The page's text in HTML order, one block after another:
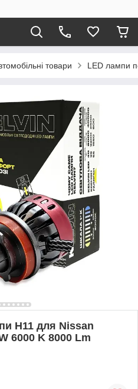
товари LED лампи
H11 для Nissan
6000 K 8000 Lm